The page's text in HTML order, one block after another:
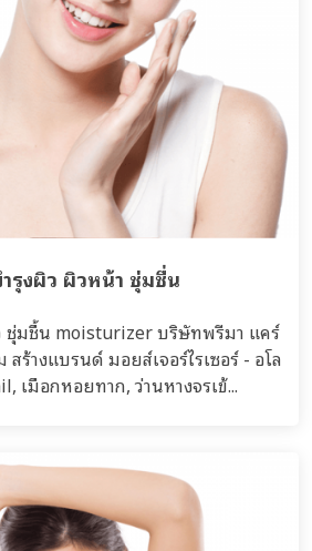
รุงผิว ผิวหน้า ชุ่มชื่น
ชุ่มชื้น moisturizer บริษัทพรีมา แคร์
ร้างแบรนด์ มอยส์เจอร์ไรเซอร์ - อโล
เมือกหอยทาก, ว่านหางจรเข้...